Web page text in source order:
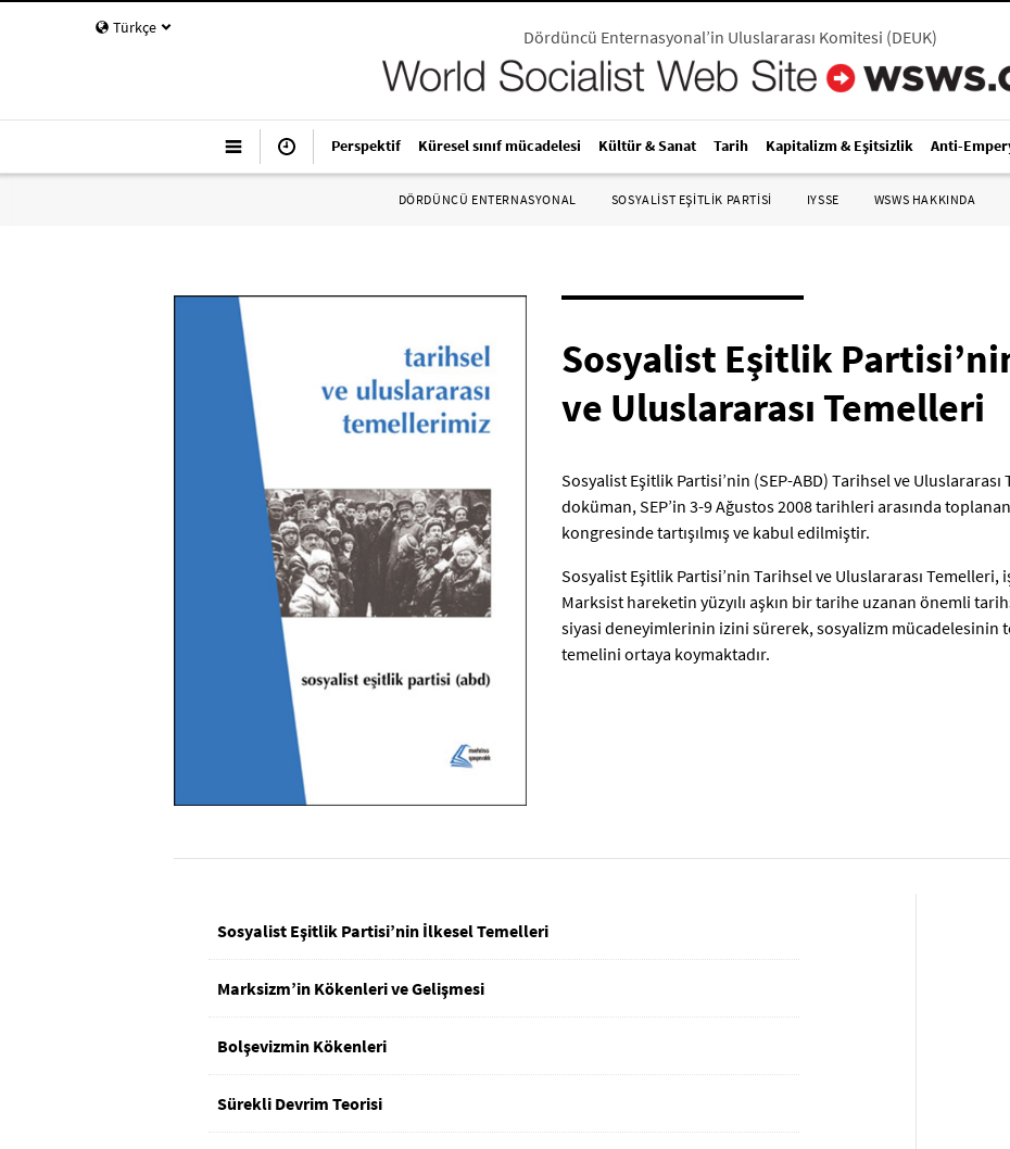
Türkçe Dördüncü Enternasyonal’in Uluslararası Komitesi (DEUK)
Perspektif Küresel sınıf mücadelesi Kültür & Sanat Tarih Kapitalizm & Eşitsizlik Anti-
DÖRDÜNCÜ ENTERNASYONAL SOSYALIST EŞITLIK PARTISI IYSSE WSWS HAKKINDA
Sosyalist Eşitlik
ve Uluslararası Temelleri
Sosyalist Eşitlik Partisi’nin (SEP-ABD) Tarihsel ve Uluslararası
doküman, SEP’in 3-9 Ağustos 2008 tarihleri arasında
kongresinde tartışılmış ve kabul edilmiştir.
Sosyalist Eşitlik Partisi’nin Tarihsel ve Uluslararası Temelleri,
Marksist hareketin yüzyılı aşkın bir tarihe uzanan önemli
siyasi deneyimlerinin izini sürerek, sosyalizm mücadelesinin
temelini ortaya koymaktadır.
Sosyalist Eşitlik Partisi’nin İlkesel Temelleri
Marksizm’in Kökenleri ve Gelişmesi
Bolşevizmin Kökenleri
Sürekli Devrim Teorisi